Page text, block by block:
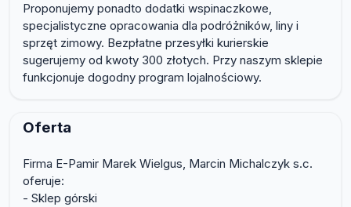
Proponujemy ponadto dodatki wspinaczkowe,
specjalistyczne opracowania dla podróżników, liny i
sprzęt zimowy. Bezpłatne przesyłki kurierskie
sugerujemy od kwoty 300 złotych. Przy naszym sklepie
funkcjonuje dogodny program lojalnościowy.
Oferta
Firma E-Pamir Marek Wielgus, Marcin Michalczyk s.c.
oferuje:
- Sklep górski